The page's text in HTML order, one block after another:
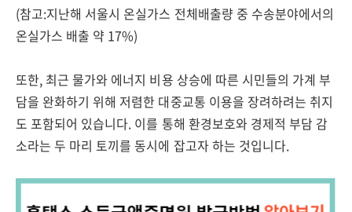
(참고:지난해 서울시 온실가스 전체배출량 중 수송분야에서의
온실가스 배출 약 17%)
또한, 최근 물가와 에너지 비용 상승에 따른 시민들의 가계 부
담을 완화하기 위해 저렴한 대중교통 이용을 장려하려는 취지
도 포함되어 있습니다. 이를 통해 환경보호와 경제적 부담 감
소라는 두 마리 토끼를 동시에 잡고자 하는 것입니다.